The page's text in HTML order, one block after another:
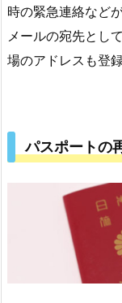
時の緊急連絡など
メールの宛先とし
場のアドレスも登
パスポートの